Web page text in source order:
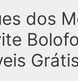
dos